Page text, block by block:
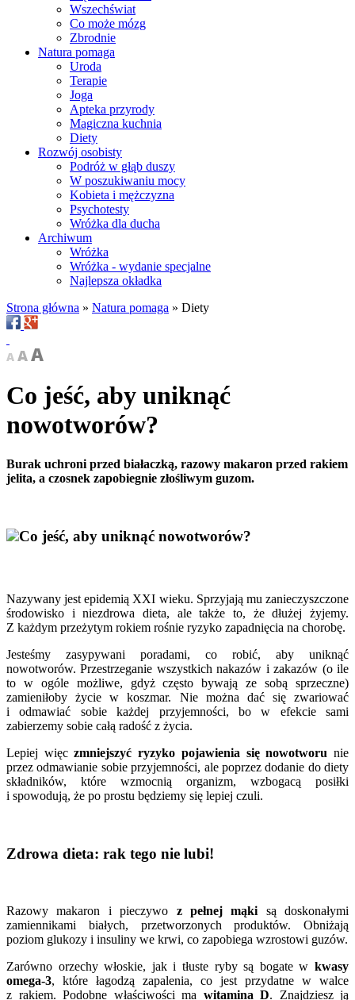
Wszechświat
Co może mózg
Zbrodnie
Natura pomaga
Uroda
Terapie
Joga
Apteka przyrody
Magiczna kuchnia
Diety
Rozwój osobisty
Podróż w głąb duszy
W poszukiwaniu mocy
Kobieta i mężczyzna
Psychotesty
Wróżka dla ducha
Archiwum
Wróżka
Wróżka - wydanie specjalne
Najlepsza okładka
Strona główna » Natura pomaga » Diety
Co jeść, aby uniknąć
nowotworów?
Burak uchroni przed białaczką, razowy makaron przed rakiem
jelita, a czosnek zapobiegnie złośliwym guzom.
Co jeść, aby uniknąć nowotworów?
Nazywany jest epidemią XXI wieku. Sprzyjają mu zanieczyszczone
środowisko i niezdrowa dieta, ale także to, że dłużej żyjemy.
Z każdym przeżytym rokiem rośnie ryzyko zapadnięcia na chorobę.
Jesteśmy zasypywani poradami, co robić, aby uniknąć
nowotworów. Przestrzeganie wszystkich nakazów i zakazów (o ile
to w ogóle możliwe, gdyż często bywają ze sobą sprzeczne)
zamieniłoby życie w koszmar. Nie można dać się zwariować
i odmawiać sobie każdej przyjemności, bo w efekcie sami
zabierzemy sobie całą radość z życia.
Lepiej więczmniejszyć ryzyko pojawienia się nowotworu nie
przez odmawianie sobie przyjemności, ale poprzez dodanie do diety
składników, które wzmocnią organizm, wzbogacą posiłki
i spowodują, że po prostu będziemy się lepiej czuli.
Zdrowa dieta: rak tego nie lubi!
Razowy makaron i pieczywo z pełnej mąkisą doskonałymi
zamiennikami białych, przetworzonych produktów. Obniżają
poziom glukozy i insuliny we krwi, co zapobiega wzrostowi guzów.
Zarówno orzechy włoskie, jak i tłuste ryby są bogate w kwasy
omega-3, które łagodzą zapalenia, co jest przydatne w walce
z rakiem. Podobne właściwości ma witamina D. Znajdziesz ją